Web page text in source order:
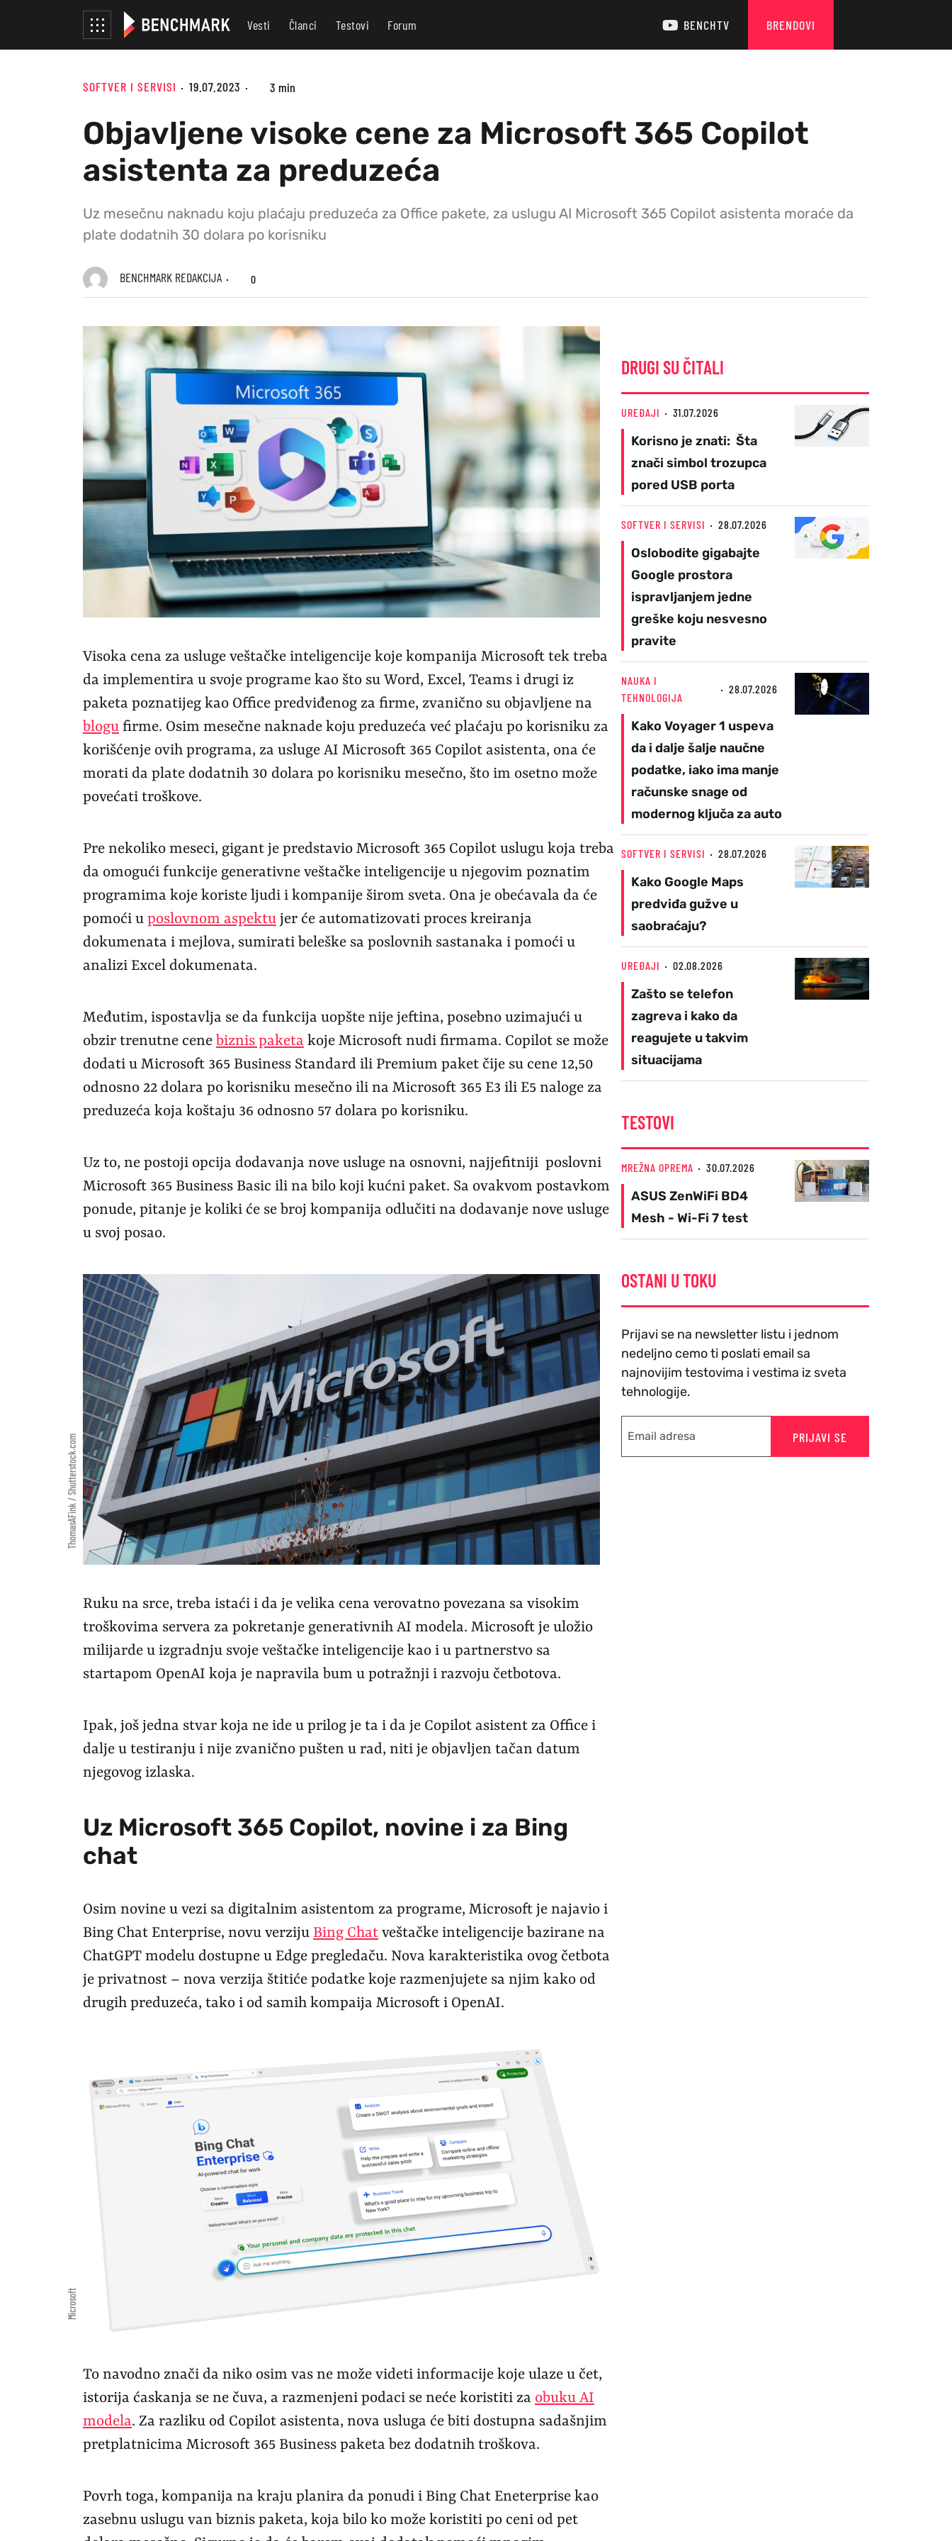
Vesti Članci Testovi Forum BENCHTV BRENDOVI
SOFTVER I SERVISI 19.07.2023 3 min
Objavljene visoke cene za Microsoft 365 Copilot
asistenta za preduzeća
Uz mesečnu naknadu koju plaćaju preduzeća za Office pakete, za uslugu AI Microsoft 365 Copilot asistenta moraće da
plate dodatnih 30 dolara po korisniku
BENCHMARK REDAKCIJA 0
Visoka cena za usluge veštačke inteligencije koje kompanija Microsoft tek treba
da implementira u svoje programe kao što su Word, Excel, Teams i drugi iz
paketa poznatijeg kao Office predviđenog za firme, zvanično su objavljene na
blogu firme. Osim mesečne naknade koju preduzeća već plaćaju po korisniku za
korišćenje ovih programa, za usluge AI Microsoft 365 Copilot asistenta, ona će
morati da plate dodatnih 30 dolara po korisniku mesečno, što im osetno može
povećati troškove.
Pre nekoliko meseci, gigant je predstavio Microsoft 365 Copilot uslugu koja treba
da omogući funkcije generativne veštačke inteligencije u njegovim poznatim
programima koje koriste ljudi i kompanije širom sveta. Ona je obećavala da će
pomoći u poslovnom aspektu jer će automatizovati proces kreiranja
dokumenata i mejlova, sumirati beleške sa poslovnih sastanaka i pomoći u
analizi Excel dokumenata.
Međutim, ispostavlja se da funkcija uopšte nije jeftina, posebno uzimajući u
obzir trenutne cene biznis paketa koje Microsoft nudi firmama. Copilot se može
dodati u Microsoft 365 Business Standard ili Premium paket čije su cene 12,50
odnosno 22 dolara po korisniku mesečno ili na Microsoft 365 E3 ili E5 naloge za
preduzeća koja koštaju 36 odnosno 57 dolara po korisniku.
Uz to, ne postoji opcija dodavanja nove usluge na osnovni, najjefitniji poslovni
Microsoft 365 Business Basic ili na bilo koji kućni paket. Sa ovakvom postavkom
ponude, pitanje je koliki će se broj kompanija odlučiti na dodavanje nove usluge
u svoj posao.
ThomasAFink / Shutterstock.com
Ruku na srce, treba istaći i da je velika cena verovatno povezana sa visokim
troškovima servera za pokretanje generativnih AI modela. Microsoft je uložio
milijarde u izgradnju svoje veštačke inteligencije kao i u partnerstvo sa
startapom OpenAI koja je napravila bum u potražnji i razvoju četbotova.
Ipak, još jedna stvar koja ne ide u prilog je ta i da je Copilot asistent za Office i
dalje u testiranju i nije zvanično pušten u rad, niti je objavljen tačan datum
njegovog izlaska.
Uz Microsoft 365 Copilot, novine i za Bing
chat
Osim novine u vezi sa digitalnim asistentom za programe, Microsoft je najavio i
Bing Chat Enterprise, novu verziju Bing Chat veštačke inteligencije bazirane na
ChatGPT modelu dostupne u Edge pregledaču. Nova karakteristika ovog četbota
je privatnost – nova verzija štitiće podatke koje razmenjujete sa njim kako od
drugih preduzeća, tako i od samih kompaija Microsoft i OpenAI.
Microsoft
To navodno znači da niko osim vas ne može videti informacije koje ulaze u čet,
istorija ćaskanja se ne čuva, a razmenjeni podaci se neće koristiti za obuku AI
modela. Za razliku od Copilot asistenta, nova usluga će biti dostupna sadašnjim
pretplatnicima Microsoft 365 Business paketa bez dodatnih troškova.
Povrh toga, kompanija na kraju planira da ponudi i Bing Chat Eneterprise kao
zasebnu uslugu van biznis paketa, koja bilo ko može koristiti po ceni od pet
DRUGI SU ČITALI
UREĐAJI 31.07.2026
Korisno je znati: Šta
znači simbol trozupca
pored USB porta
SOFTVER I SERVISI 28.07.2026
Oslobodite gigabajte
Google prostora
ispravljanjem jedne
greške koju nesvesno
pravite
NAUKA I
TEHNOLOGIJA
28.07.2026
Kako Voyager 1 uspeva
da i dalje šalje naučne
podatke, iako ima manje
računske snage od
modernog ključa za auto
SOFTVER I SERVISI 28.07.2026
Kako Google Maps
predviđa gužve u
saobraćaju?
UREĐAJI 02.08.2026
Zašto se telefon
zagreva i kako da
reagujete u takvim
situacijama
TESTOVI
MREŽNA OPREMA 30.07.2026
ASUS ZenWiFi BD4
Mesh - Wi-Fi 7 test
OSTANI U TOKU
Prijavi se na newsletter listu i jednom
nedeljno cemo ti poslati email sa
najnovijim testovima i vestima iz sveta
tehnologije.
PRIJAVI SE